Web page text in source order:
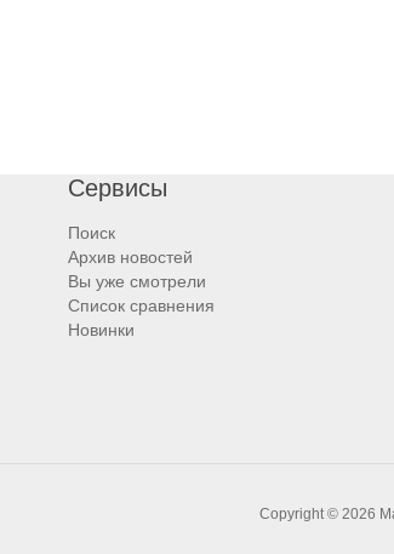
Сервисы
Поиск
Архив новостей
Вы уже смотрели
Список сравнения
Новинки
Copyright © 2026